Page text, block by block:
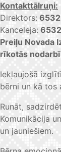
Kontakttālruņi:
Direktors:
Kanceleja:
Preiļu Novada
rīkotās
Iekļaujošā
bērni un kā tos
Runāt,
Komunikācija
un jauniešiem.